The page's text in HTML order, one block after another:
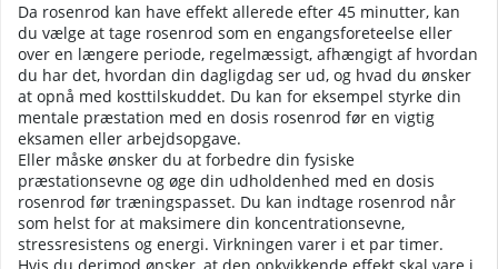
Da rosenrod kan have effekt allerede efter 45 minutter, kan
du vælge at tage rosenrod som en engangsforeteelse eller
over en længere periode, regelmæssigt, afhængigt af hvordan
du har det, hvordan din dagligdag ser ud, og hvad du ønsker
at opnå med kosttilskuddet. Du kan for eksempel styrke din
mentale præstation med en dosis rosenrod før en vigtig
eksamen eller arbejdsopgave.
Eller måske ønsker du at forbedre din fysiske
præstationsevne og øge din udholdenhed med en dosis
rosenrod før træningspasset. Du kan indtage rosenrod når
som helst for at maksimere din koncentrationsevne,
stressresistens og energi. Virkningen varer i et par timer.